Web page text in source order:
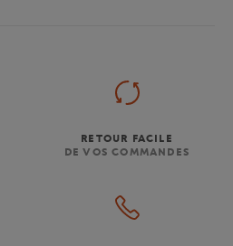
RETOUR FACILE
DE VOS COMMANDES